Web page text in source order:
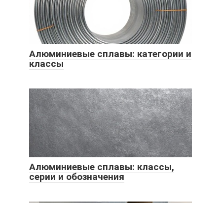
Алюминиевые сплавы: категории и
классы
Алюминиевые сплавы: классы,
серии и обозначения